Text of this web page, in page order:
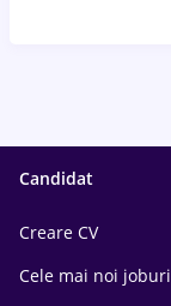
Candidat
Creare CV
Cele mai noi joburi